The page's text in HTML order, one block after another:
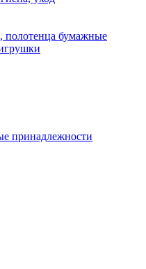
полотенца бумажные
принадлежности